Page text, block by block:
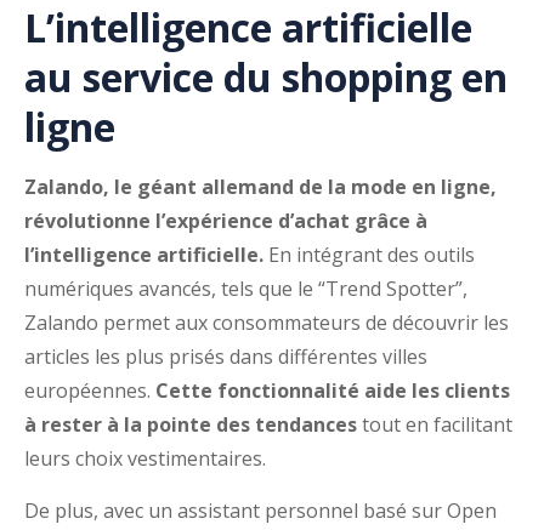
L’intelligence artificielle
au service du shopping en
ligne
Zalando, le géant allemand de la mode en ligne,
révolutionne l’expérience d’achat grâce à
l’intelligence artificielle. En intégrant des outils
numériques avancés, tels que le “Trend Spotter”,
Zalando permet aux consommateurs de découvrir les
articles les plus prisés dans différentes villes
européennes. Cette fonctionnalité aide les clients
à rester à la pointe des tendancestout en facilitant
leurs choix vestimentaires.
De plus, avec un assistant personnel basé sur Open